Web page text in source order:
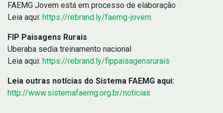
FAEMG Jovem está em processo de elaboração
Leia aqui: https://rebrand.ly/faemg-jovem
FIP Paisagens Rurais
Uberaba sedia treinamento nacional
Leia aqui: https://rebrand.ly/fippaisagensrurais
Leia outras notícias do Sistema FAEMG aqui:
http://www.sistemafaemg.org.br/noticias